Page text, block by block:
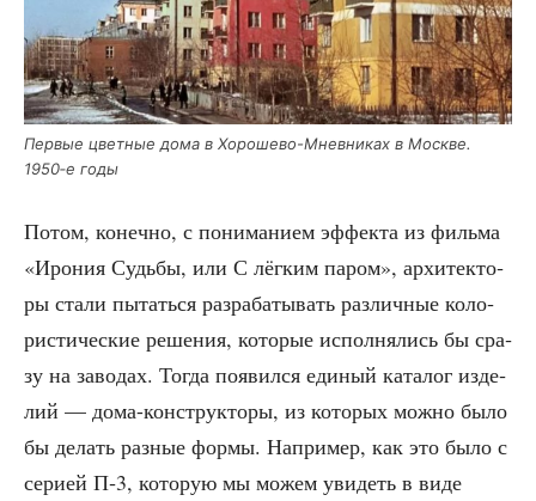
Пер­вые цвет­ные дома в Хоро­ше­во-Мнев­ни­ках в Москве.
1950‑е годы
Потом, конеч­но, с пони­ма­ни­ем эффек­та из филь­ма
«Иро­ния Судь­бы, или С лёг­ким паром», архи­тек­то­
ры ста­ли пытать­ся раз­ра­ба­ты­вать раз­лич­ные коло­
ри­сти­че­ские реше­ния, кото­рые испол­ня­лись бы сра­
зу на заво­дах. Тогда появил­ся еди­ный ката­лог изде­
лий — дома-кон­струк­то­ры, из кото­рых мож­но было
бы делать раз­ные фор­мы. Напри­мер, как это было с
сери­ей П‑3, кото­рую мы можем уви­деть в виде